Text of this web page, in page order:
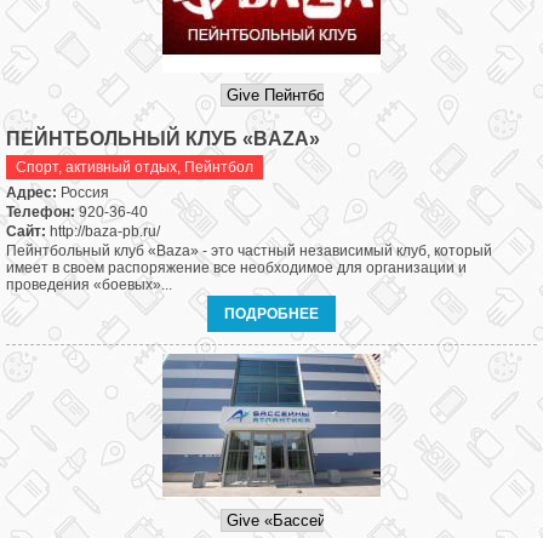
ПЕЙНТБОЛЬНЫЙ КЛУБ «BAZA»
Спорт, активный отдых, Пейнтбол
Адрес: Россия
Телефон:920-36-40
Сайт: http://baza-pb.ru/
Пейнтбольный клуб «Baza» - это частный независимый клуб, который
имеет в своем распоряжение все необходимое для организации и
проведения «боевых»...
ПОДРОБНЕЕ